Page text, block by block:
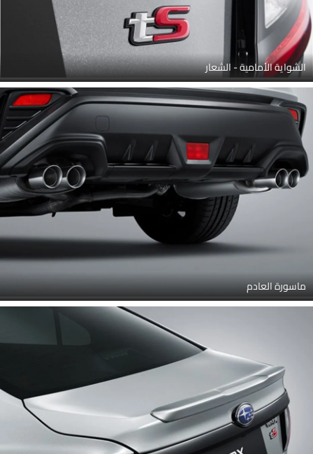
الشواية الأمامية - الشعار
ماسورة العادم